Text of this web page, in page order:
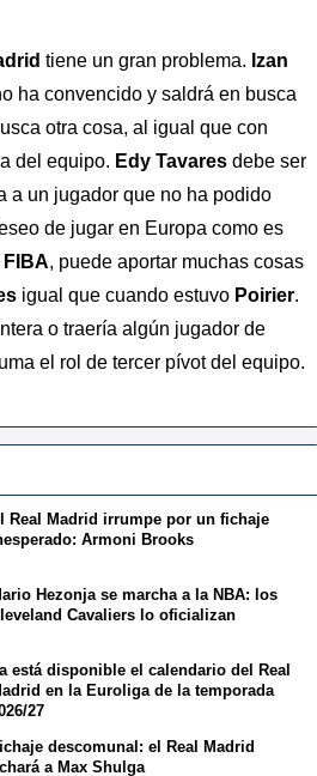
tiene un gran problema. Izan
ha convencido y saldrá en busca
otra cosa, al igual que con
del equipo. Edy Tavares debe ser
a un jugador que no ha podido
de jugar en Europa como es
FIBA, puede aportar muchas cosas
igual que cuando estuvo Poirier.
o traería algún jugador de
el rol de tercer pívot del equipo.
Real Madrid irrumpe por un fichaje
Armoni Brooks
Hezonja se marcha a la NBA: los
Cavaliers lo oficializan
está disponible el calendario del Real
en la Euroliga de la temporada
27
descomunal: el Real Madrid
a Max Shulga